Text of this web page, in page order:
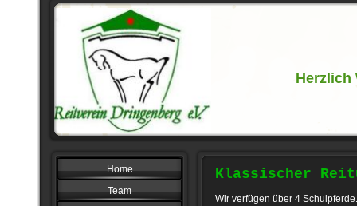
Herzlich
Home
Team
Klassischer
Wir verfügen über 4